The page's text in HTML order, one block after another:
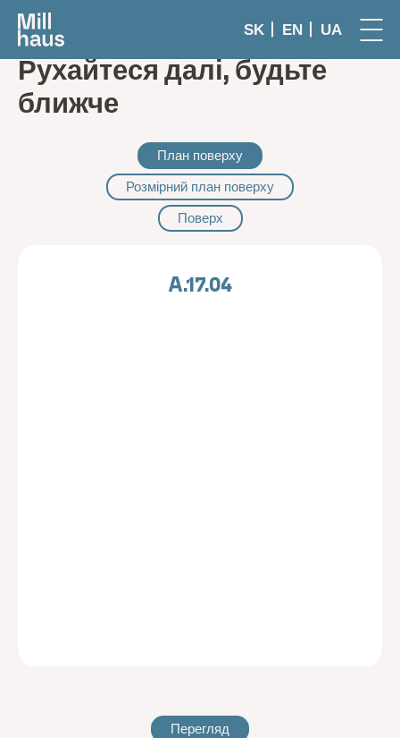
SK EN UA
Рухайтеся далі, будьте
ближче
План поверху
Розмірний план поверху
Поверх
A.17.04
Перегляд